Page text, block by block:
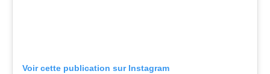
Voir cette publication sur Instagram